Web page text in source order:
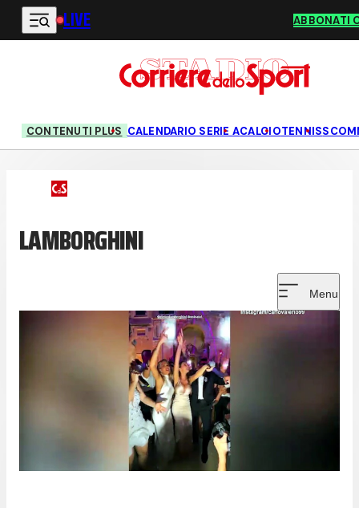
Vai al contenuto principale
LIVE ABBONATI
CONTENUTI PLUS CALENDARIO SERIE ACALCIOTENNIS
LAMBORGHINI
Menu